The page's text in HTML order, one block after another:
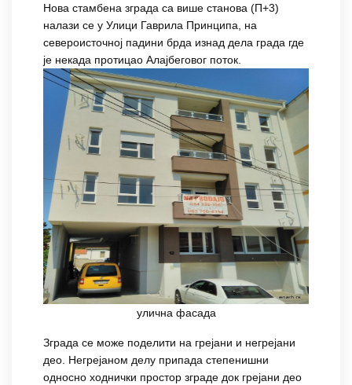
Нова стамбена зграда са више станова (П+3)
налази се у Улици Гаврила Принципа, на
североисточној падини брда изнад дела града где
је некада протицао Алајбеговог поток.
улична фасада
Зграда се може поделити на грејани и негрејани
део. Негрејаном делу припада степенишни
односно ходнички простор зграде док грејани део